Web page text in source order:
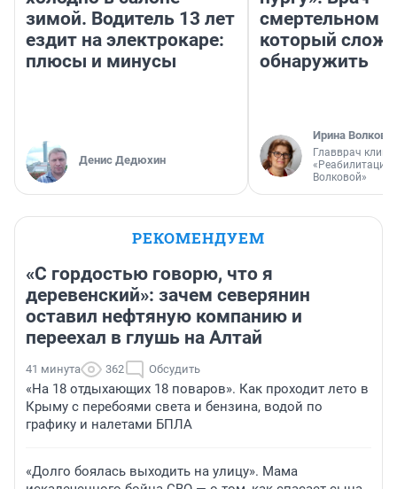
зимой. Водитель 13 лет
ездит на электрокаре:
плюсы и минусы
Денис Дедюхин
смертельном
который
обнаружить
Ирина Волкова
Главврач
«Реабилитация
Волковой»
РЕКОМЕНДУЕМ
«С гордостью говорю, что я
деревенский»: зачем северянин
оставил нефтяную компанию и
переехал в глушь на Алтай
41 минута 362 Обсудить
«На 18 отдыхающих 18 поваров». Как проходит лето в
Крыму с перебоями света и бензина, водой по
графику и налетами БПЛА
«Долго боялась выходить на улицу». Мама